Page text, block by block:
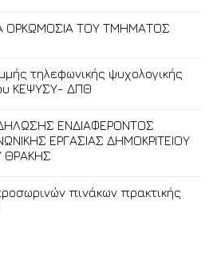
ΟΡΚΩΜΟΣΙΑ ΤΟΥ ΤΜΗΜΑΤΟΣ
τηλεφωνικής ψυχολογικής
ΚΕΨΥΣΥ- ΔΠΘ
ΕΝΔΙΑΦΕΡΟΝΤΟΣ
ΕΡΓΑΣΙΑΣ ΔΗΜΟΚΡΙΤΕΙΟΥ
ΘΡΑΚΗΣ
πινάκων πρακτικής